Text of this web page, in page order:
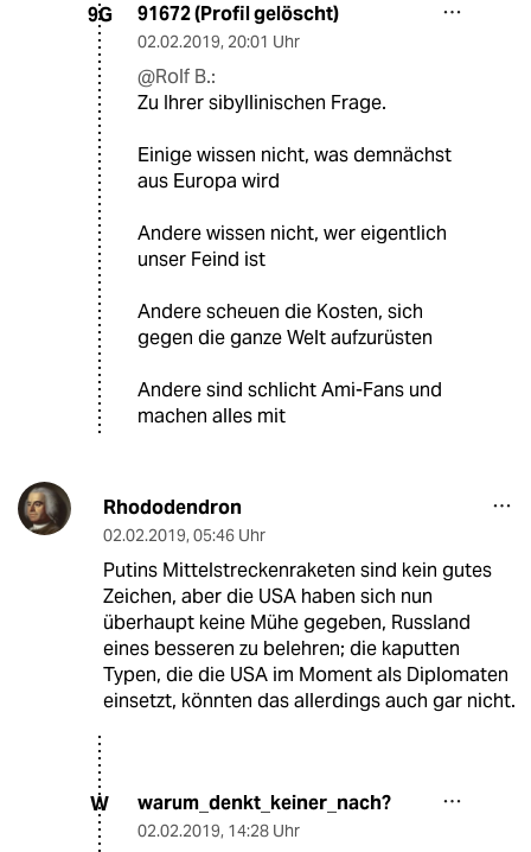
9G 91672 (Profil gelöscht)
02.02.2019, 20:01 Uhr
@Rolf B.:
Zu Ihrer sibyllinischen Frage.
Einige wissen nicht, was demnächst
aus Europa wird
Andere wissen nicht, wer eigentlich
unser Feind ist
Andere scheuen die Kosten, sich
gegen die ganze Welt aufzurüsten
Andere sind schlicht Ami-Fans und
machen alles mit
Rhododendron
02.02.2019, 05:46 Uhr
Putins Mittelstreckenraketen sind kein gutes
Zeichen, aber die USA haben sich nun
überhaupt keine Mühe gegeben, Russland
eines besseren zu belehren; die kaputten
Typen, die die USA im Moment als Diplomaten
einsetzt, könnten das allerdings auch gar nicht.
W warum_denkt_keiner_nach?
02.02.2019, 14:28 Uhr